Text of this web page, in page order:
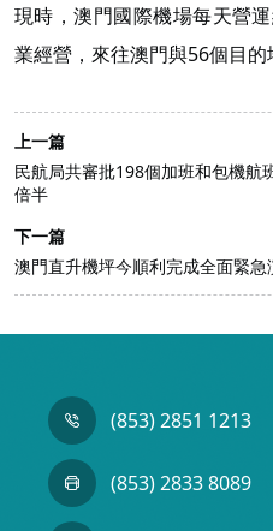
現時，澳門國際機場每天營
業經營，來往澳門與56個目的
上一篇
民航局共審批198個加班和包機航
倍半
下一篇
澳門直升機坪今順利完成全面緊急
(853) 2851 1213
(853) 2833 8089